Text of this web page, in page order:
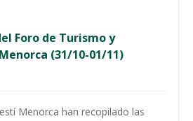
Foro de Turismo y
(31/10-01/11)
Menorca han recopilado las